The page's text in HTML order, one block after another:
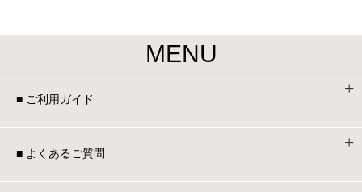
MENU
■ ご利用ガイド
■ よくあるご質問